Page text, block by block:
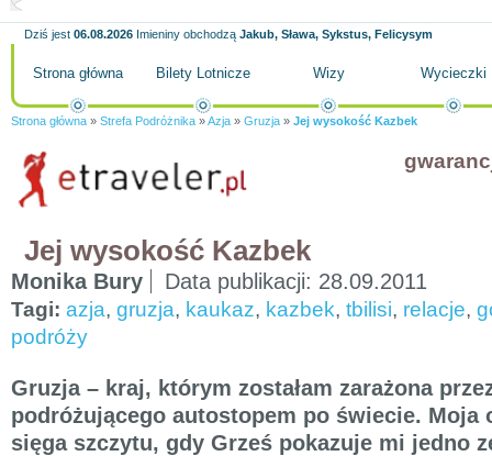
Dziś jest 06.08.2026 Imieniny obchodzą Jakub, Sława, Sykstus, Felicysym
Strona główna Bilety Lotnicze Wizy Wycieczki
Strona główna » Strefa Podróżnika »Azja » Gruzja » Jej wysokość Kazbek
Jej wysokość Kazbek
Monika Bury Data publikacji: 28.09.2011
Tagi: azja, gruzja, kaukaz, kazbek, tbilisi, relacje,
podróży
Gruzja – kraj, którym zostałam zarażona
podróżującego autostopem po świecie. Moja
sięga szczytu, gdy Grześ pokazuje mi jedno